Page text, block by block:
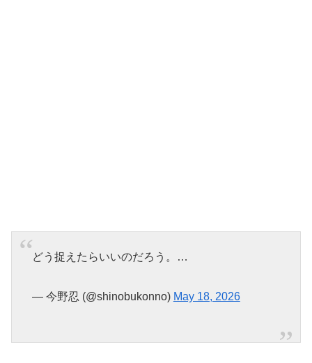
どう捉えたらいいのだろう。…
— 今野忍 (@shinobukonno) May 18, 2026